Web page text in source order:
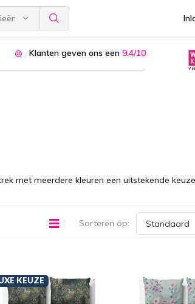
Klanten geven ons een 9.4/10
met meerdere kleuren een uitstekende
Sorteren op:
KEUZE